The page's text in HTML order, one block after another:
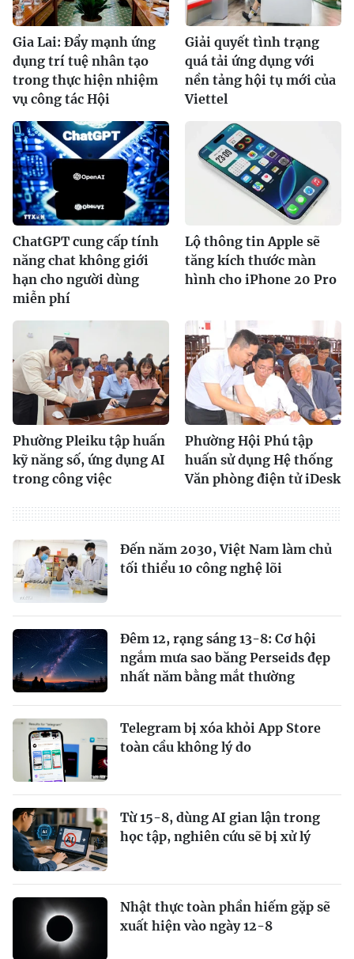
Gia Lai: Đẩy mạnh ứng
dụng trí tuệ nhân tạo
trong thực hiện nhiệm
vụ công tác Hội
Giải quyết tình trạng
quá tải ứng dụng với
nền tảng hội tụ mới của
Viettel
ChatGPT cung cấp tính
năng chat không giới
hạn cho người dùng
miễn phí
Lộ thông tin Apple sẽ
tăng kích thước màn
hình cho iPhone 20 Pro
Phường Pleiku tập huấn
kỹ năng số, ứng dụng AI
trong công việc
Phường Hội Phú tập
huấn sử dụng Hệ thống
Văn phòng điện tử iDesk
Đến năm 2030, Việt Nam làm chủ
tối thiểu 10 công nghệ lõi
Đêm 12, rạng sáng 13-8: Cơ hội
ngắm mưa sao băng Perseids đẹp
nhất năm bằng mắt thường
Telegram bị xóa khỏi App Store
toàn cầu không lý do
Từ 15-8, dùng AI gian lận trong
học tập, nghiên cứu sẽ bị xử lý
Nhật thực toàn phần hiếm gặp sẽ
xuất hiện vào ngày 12-8